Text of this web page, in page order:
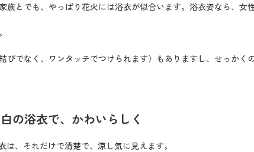
族とでも、やっぱり花火には浴衣が似合います。浴衣姿なら、女
でなく、ワンタッチでつけられます）もありますし、せっかく
の浴衣で、かわいらしく
は、それだけで清楚で、涼し気に見えます。